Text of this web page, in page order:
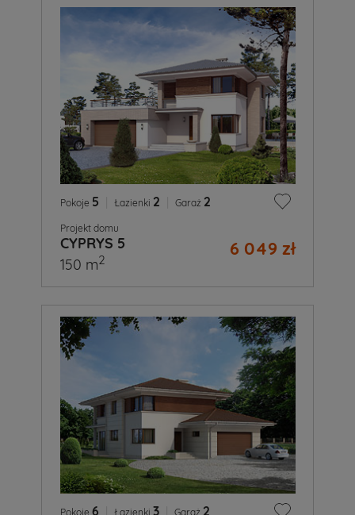
Pokoje 5 Łazienki 2 Garaż 2
Projekt domu
CYPRYS 5 6 049 zł
150 m2
Pokoje 6 Łazienki 3 Garaż 2